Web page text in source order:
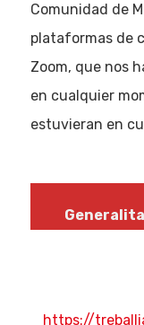
Comunidad de
plataformas de
Zoom, que nos
en cualquier
estuvieran en
https://